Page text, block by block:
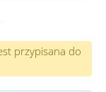
przypisana do